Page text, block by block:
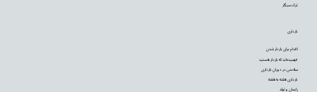
بارداری
اقدام برای باردار شدن
فهمیده‌اید که باردار هستید
سلامتی در دوران بارداری
بارداری هفته به هفته
زایمان و تولد
ترک سیگار